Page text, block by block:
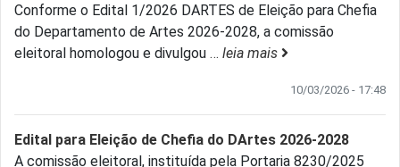
Conforme o Edital 1/2026 DARTES de Eleição para Chefia
do Departamento de Artes 2026-2028, a comissão
eleitoral homologou e divulgou … leia mais
10/03/2026 - 17:48
Edital para Eleição de Chefia do DArtes 2026-2028
A comissão eleitoral, instituída pela Portaria 8230/2025